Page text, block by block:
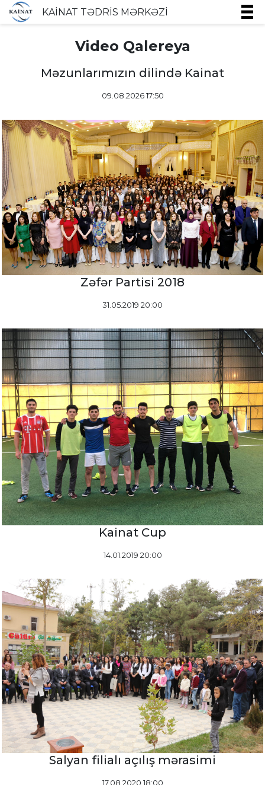
KAİNAT TƏDRİS MƏRKƏZİ
Video Qalereya
Məzunlarımızın dilində Kainat
09.08.2026 17:50
Zəfər Partisi 2018
31.05.2019 20:00
Kainat Cup
14.01.2019 20:00
Salyan filialı açılış mərasimi
17.08.2020 18:00